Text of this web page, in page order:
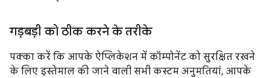
गड़बड़ी को ठीक करने के तरीके
पक्का करें कि आपके ऐप्लिकेशन में कॉम्पोनेंट को सुरक्षित रखने
के लिए इस्तेमाल की जाने वाली सभी कस्टम अनुमतियां, आपके